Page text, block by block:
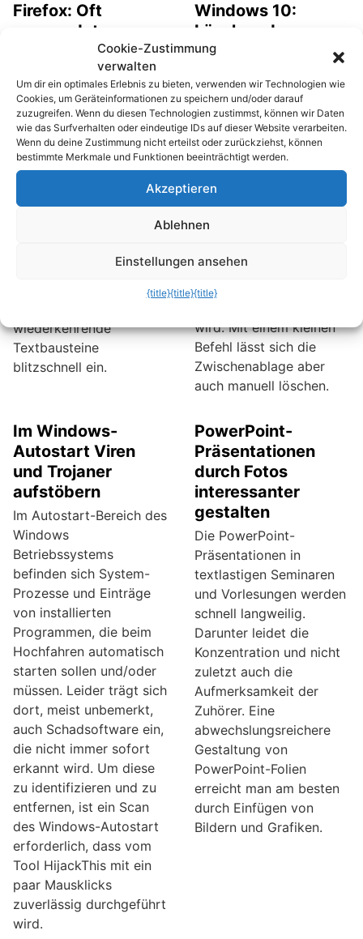
Firefox: Oft
verwendete
Textpassagen per
Mausklick einfügen
Häufig verwendete
Texte, wie Grußformeln,
Lieferhinweise oder
Disclaimer erfordern viel
Tipperei und kostet
wertvolle Zeit. Egal ob
du E-Mails schreiben,
Web-Formulare ausfüllen
wiederkehrende
Textbausteine
blitzschnell ein.
Windows 10:
Löschen der
Zwischenablage
und Einfügen von Texten
oder Bildern gibt es seit
vielen Jahren die
Shortcuts [Strg][C] und
[Strg][V]. Die markierten
Elemente werden dabei
in der Zwischenablage
(Clipboard) gespeichert
neue Inhalte kopiert
werden oder der
wird. Mit einem kleinen
Befehl lässt sich die
Zwischenablage aber
auch manuell löschen.
Im Windows-
Autostart Viren
und Trojaner
aufstöbern
Im Autostart-Bereich des
Windows
Betriebssystems
befinden sich System-
Prozesse und Einträge
von installierten
Programmen, die beim
Hochfahren automatisch
starten sollen und/oder
müssen. Leider trägt sich
dort, meist unbemerkt,
auch Schadsoftware ein,
die nicht immer sofort
erkannt wird. Um diese
zu identifizieren und zu
entfernen, ist ein Scan
des Windows-Autostart
erforderlich, dass vom
Tool HijackThis mit ein
paar Mausklicks
zuverlässig durchgeführt
wird.
PowerPoint-
Präsentationen
durch Fotos
interessanter
gestalten
Die PowerPoint-
Präsentationen in
textlastigen Seminaren
und Vorlesungen werden
schnell langweilig.
Darunter leidet die
Konzentration und nicht
zuletzt auch die
Aufmerksamkeit der
Zuhörer. Eine
abwechslungsreichere
Gestaltung von
PowerPoint-Folien
erreicht man am besten
durch Einfügen von
Bildern und Grafiken.
Cookie-Zustimmung
verwalten
Um dir ein optimales Erlebnis zu bieten, verwenden wir Technologien wie
Cookies, um Geräteinformationen zu speichern und/oder darauf
zuzugreifen. Wenn du diesen Technologien zustimmst, können wir Daten
wie das Surfverhalten oder eindeutige IDs auf dieser Website verarbeiten.
Wenn du deine Zustimmung nicht erteilst oder zurückziehst, können
bestimmte Merkmale und Funktionen beeinträchtigt werden.
Akzeptieren
Ablehnen
Einstellungen ansehen
{title}{title}{title}